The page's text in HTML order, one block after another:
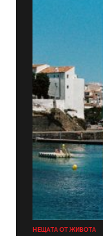
НЕЩАТА ОТ ЖИВОТА